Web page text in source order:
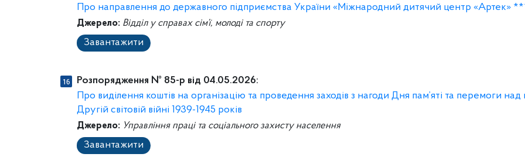
Про направлення до державного підприємства України «Міжнародний дитячий центр «Артек»
Джерело: Відділ у справах сім’ї, молоді та спорту
Завантажити
Розпорядження № 85-р від 04.05.2026:
Про виділення коштів на організацію та проведення заходів з нагоди Дня пам’яті та перемоги
Другій світовій війні 1939-1945 років
Джерело: Управління праці та соціального захисту населення
Завантажити